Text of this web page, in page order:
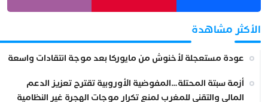
الأكثر مشاهدة
عودة مستعجلة لأخنوش من مايوركا بعد موجة انتقادات واسعة
أزمة سبتة المحتلة…المفوضية الأوروبية تقترح تعزيز الدعم
المالي والتقني للمغرب لمنع تكرار موجات الهجرة غير النظامية